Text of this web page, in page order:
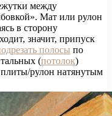
между
Мат или рулон
в сторону
значит, припуск
полосы по
(потолок)
плиты/рулон натянутым